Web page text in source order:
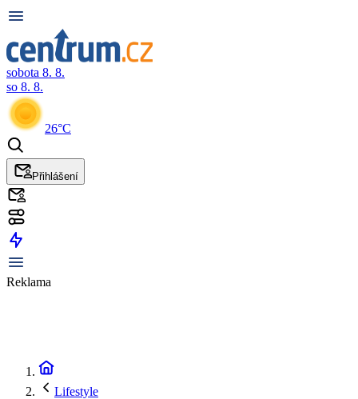
sobota 8. 8.
so 8. 8.
26°C
Přihlášení
Reklama
Lifestyle